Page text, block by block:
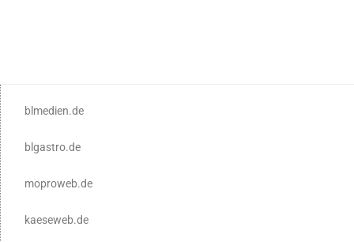
blmedien.de
blgastro.de
moproweb.de
kaeseweb.de